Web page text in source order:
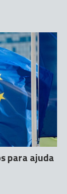
para ajuda